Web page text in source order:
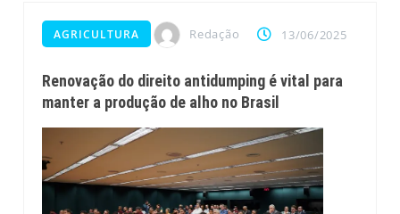
AGRICULTURA Redação 13/06/2025
Renovação do direito antidumping é vital para
manter a produção de alho no Brasil